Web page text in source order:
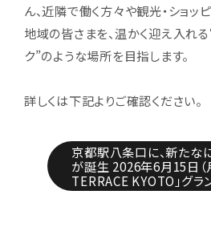
ん、近隣で働く方々や観光・ショッ
地域の皆さまを、温かく迎え入れ
ク”のような場所を目指します。
詳しくは下記よりご確認ください。
京都駅八条口に、新たな
が誕生 2026年6月15日（
TERRACE KYOTO」グラ